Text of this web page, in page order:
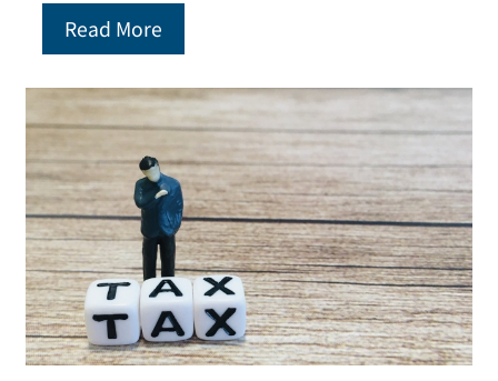
Read More